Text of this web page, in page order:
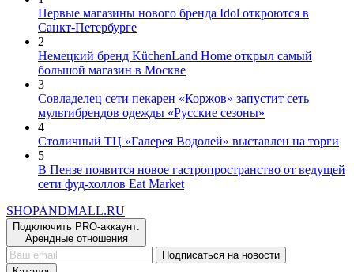
1
Первые магазины нового бренда Idol откроются в
Санкт-Петербурге
2
Немецкий бренд KüchenLand Home открыл самый
большой магазин в Москве
3
Совладелец сети пекарен «Коржов» запустит сеть
мультибрендов одежды «Русские сезоны»
4
Столичный ТЦ «Галерея Водолей» выставлен на торги
5
В Пензе появится новое гастропространство от ведущей
сети фуд-холлов Eat Market
SHOPANDMALL.RU
Подключить PRO-аккаунт:
Арендные отношения
Подписаться на новости